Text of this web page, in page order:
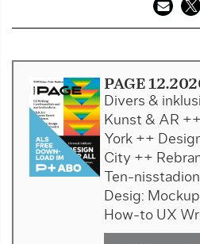
PAGE
Divers &
Kunst & AR
York ++
City ++
Ten-
Desig:
How-to UX